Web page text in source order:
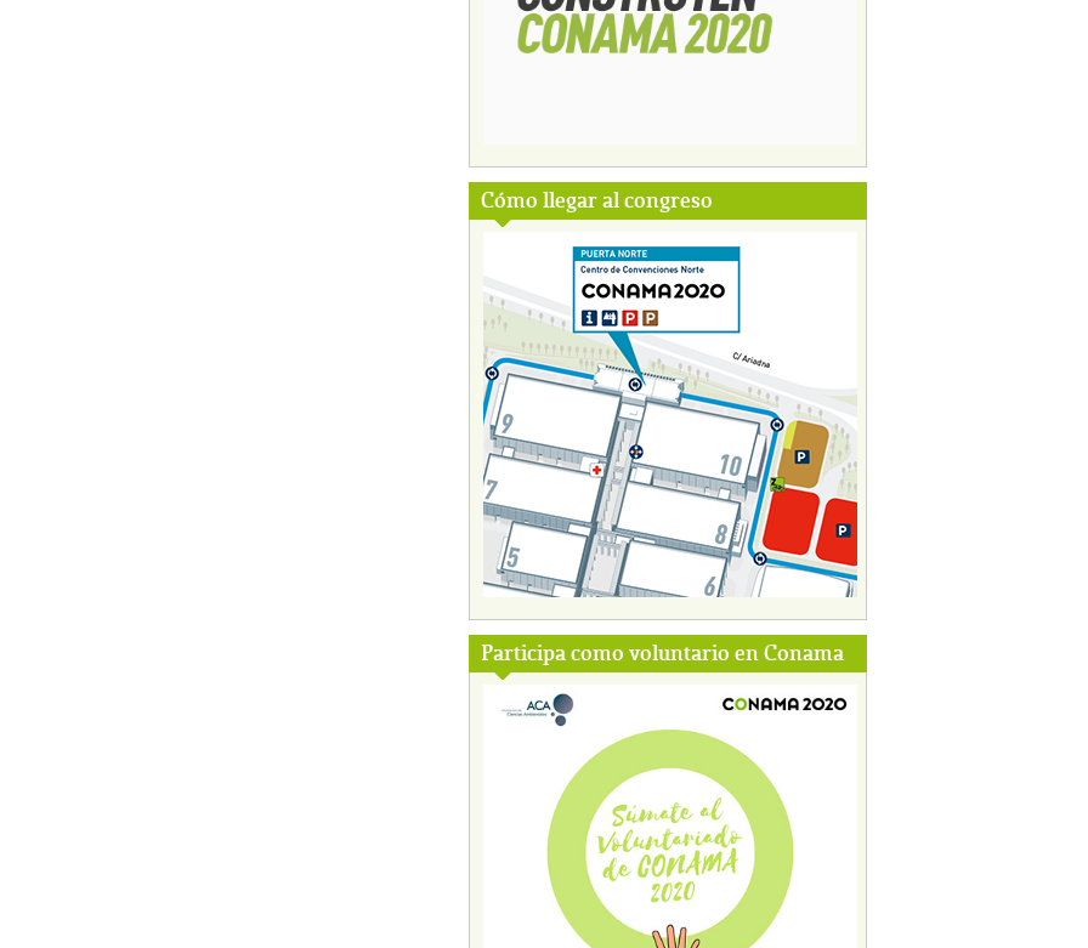
Cómo llegar al congreso
Participa como voluntario en Conama